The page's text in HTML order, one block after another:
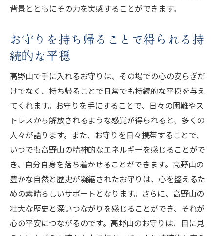
日常生活におけるお守りの効果的な利用法
高野山の魅力とお守りが導く心の旅路
高野山の魅力に惹かれる理由
お守りと共に歩む高野山の旅路
高野山での体験が心に残すもの
お守りをきっかけに始まる自己探求の旅
高野山を訪れるたびに深まる心のつながり
お守りが導く豊かな人生の歩み方
背景とともにその力を実感することができます。
お守りを持ち帰ることで得られる持
続的な平穏
高野山で手に入れるお守りは、その場での心の安らぎだ
けでなく、持ち帰ることで日常でも持続的な平穏を与え
てくれます。お守りを手にすることで、日々の困難やス
トレスから解放されるような感覚が得られると、多くの
人々が語ります。また、お守りを日々携帯することで、
いつでも高野山の精神的なエネルギーを感じることがで
き、自分自身を落ち着かせることができます。高野山の
豊かな自然と歴史が凝縮されたお守りは、心を整えるた
めの素晴らしいサポートとなります。さらに、高野山の
壮大な歴史と深いつながりを感じることができ、それが
心の平安につながるのです。高野山のお守りは、目に見